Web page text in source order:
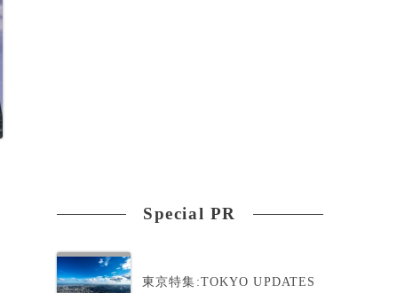
Special PR
東京特集:TOKYO UPDATES